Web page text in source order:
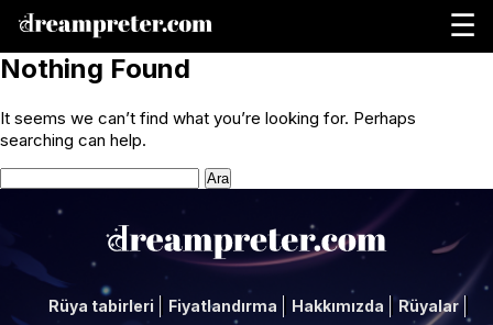
☰
Nothing Found
It seems we can’t find what you’re looking for. Perhaps
searching can help.
Arama:
Rüya tabirleri Fiyatlandırma Hakkımızda Rüyalar